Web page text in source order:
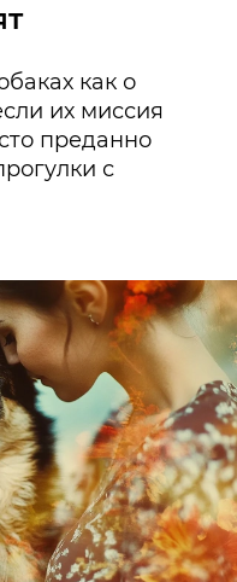
как о
их миссия
преданно
с